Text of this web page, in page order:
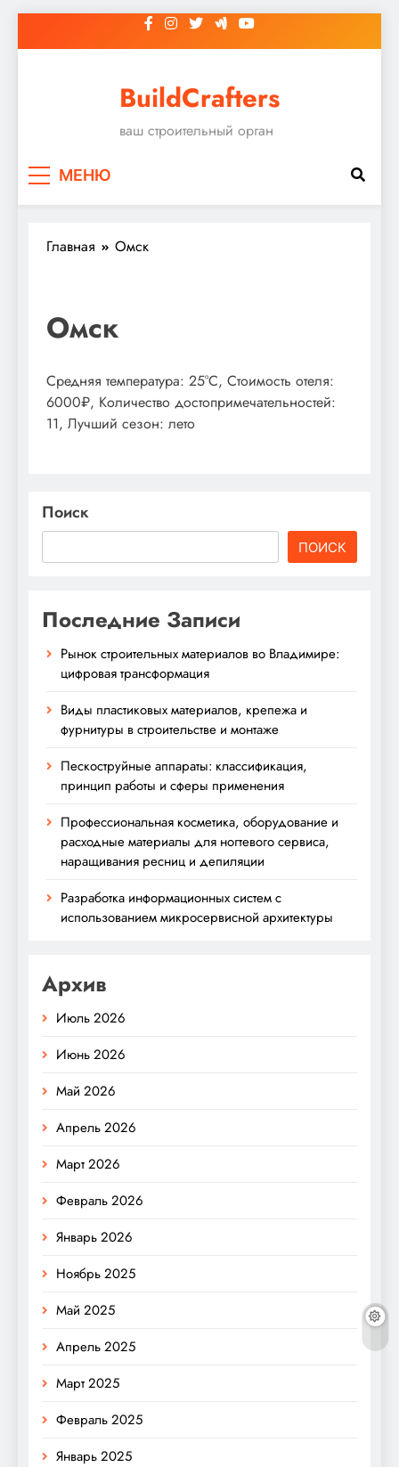
к
BuildCrafters
ваш строительный орган
МЕНЮ
Главная Омск
Омск
Средняя температура: 25°C, Стоимость отеля:
6000₽, Количество достопримечательностей:
11, Лучший сезон: лето
Поиск
ПОИСК
Последние Записи
Рынок строительных материалов во Владимире:
цифровая трансформация
Виды пластиковых материалов, крепежа и
фурнитуры в строительстве и монтаже
Пескоструйные аппараты: классификация,
принцип работы и сферы применения
Профессиональная косметика, оборудование и
расходные материалы для ногтевого сервиса,
наращивания ресниц и депиляции
Разработка информационных систем с
использованием микросервисной архитектуры
Архив
Июль 2026
Июнь 2026
Май 2026
Апрель 2026
Март 2026
Февраль 2026
Январь 2026
Ноябрь 2025
Май 2025
Апрель 2025
Март 2025
Февраль 2025
Январь 2025